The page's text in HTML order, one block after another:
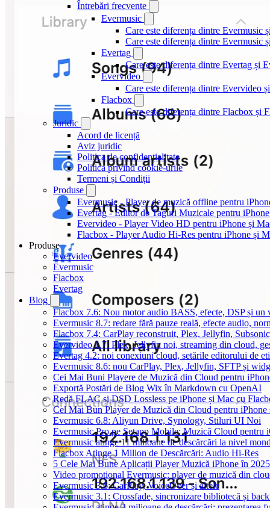
Întrebări frecvente
Evermusic
Care este diferența dintre Evermusic
Care este diferența dintre Evermusic
Evertag
Care este diferența dintre Evertag și
Evervideo
Care este diferența dintre Evervideo
Flacbox
Care este diferența dintre Flacbox și
Juridic
Acord de licență
Aviz juridic
Politica de confidențialitate
Politica privind cookie-urile
Termeni și Condiții
Produse
Evermusic - Player de muzică offline pentru
Evertag - Editor de Taguri Muzicale pentru
Evervideo - Player Video HD pentru iPhone și
Flacbox - Player Audio Hi-Res pentru iPhone și
Produse
Evervideo
Evermusic
Flacbox
Evertag
Blog
Flacbox 7.6: Nou motor audio BASS, efecte, DSP și un
Evermusic 8.7: redare fără pauze reală, efecte audio,
Flacbox 7.4: CarPlay reconstruit, Plex, Jellyfin,
Evervideo 1.7: Plex, Jellyfin noi, streaming din cloud,
Evertag 4.2: noi conexiuni cloud, setările editorului de
Evermusic 8.6: nou CarPlay, Plex, Jellyfin, SFTP și
Cei Mai Buni Playere de Muzică din Cloud pentru
Exportă Postări de Blog Wix în Markdown cu OpenAI
Redă FLAC și DSD Lossless pe iPhone și Mac cu
Cel Mai Bun Player de Muzică din Cloud pentru iPhone
Evermusic 6.8: Aliyun Drive, Synology, Stiluri UI Noi
Evermusic Pro pe Setapp Mobile: Muzică Cloud pentru
Evermusic atinge 11 milioane de descărcări la nivel
Flacbox Atinge 1 Milion de Descărcări: Audio Hi-Res
5 Cele Mai Bune Aplicații Player Muzică iPhone în 2025
Video promoțional Evermusic: player de muzică din
Evermusic 3.6: CarPlay, VoiceOver și altele
Evermusic 3.1: Crossfade, sincronizare bibliotecă și